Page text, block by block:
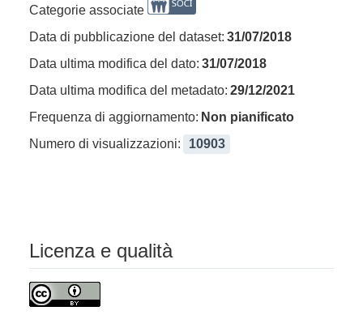
Categorie associate
Data di pubblicazione del dataset: 31/07/2018
Data ultima modifica del dato: 31/07/2018
Data ultima modifica del metadato: 29/12/2021
Frequenza di aggiornamento: Non pianificato
Numero di visualizzazioni:
10903
Licenza e qualità